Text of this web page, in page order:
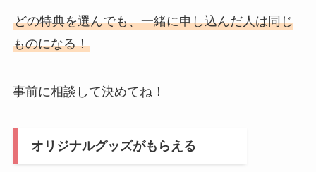
どの特典を選んでも、一緒に申し込んだ人は同じ
ものになる！
事前に相談して決めてね！
オリジナルグッズがもらえる